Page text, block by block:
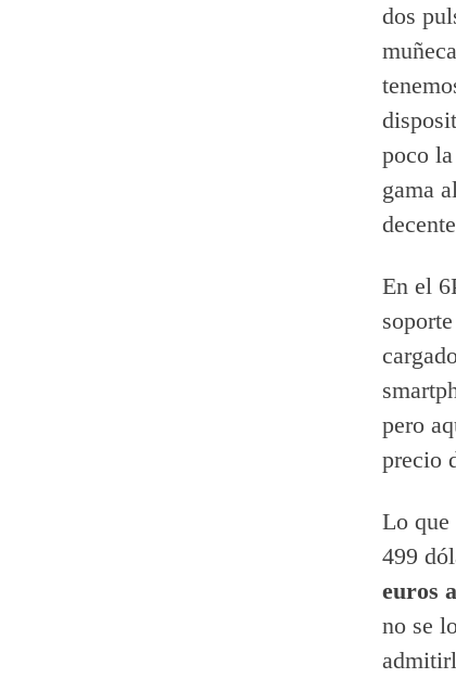
dos
poco
gama
En el
pero
precio
Lo que
499
euros
no se